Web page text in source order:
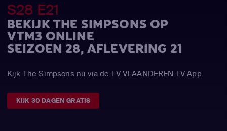
S28 E21
BEKIJK THE SIMPSONS OP
VTM3 ONLINE
SEIZOEN 28, AFLEVERING 21
Kijk The Simpsons nu via de TV VLAANDEREN TV App
KIJK 30 DAGEN GRATIS